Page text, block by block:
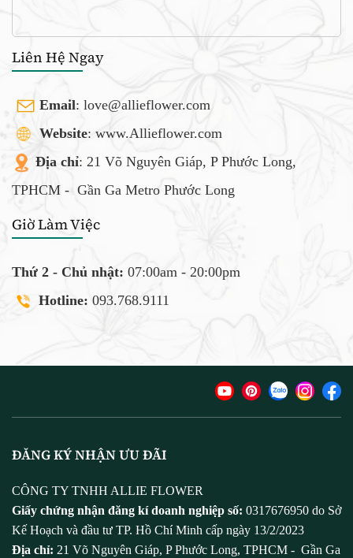
Liên Hệ Ngay
Email: love@allieflower.com
Website: www.Allieflower.com
Địa chỉ: 21 Võ Nguyên Giáp, P Phước Long,
TPHCM - Gần Ga Metro Phước Long
Giờ Làm Việc
Thứ 2 - Chủ nhật: 07:00am - 20:00pm
Hotline: 093.768.9111
ĐĂNG KÝ NHẬN ƯU ĐÃI
CÔNG TY TNHH ALLIE FLOWER
Giấy chứng nhận đăng kí doanh nghiệp số: 0317676950 do Sở
Kế Hoạch và đầu tư TP. Hồ Chí Minh cấp ngày 13/2/2023
Địa chỉ: 21 Võ Nguyên Giáp, P Phước Long, TPHCM - Gần Ga